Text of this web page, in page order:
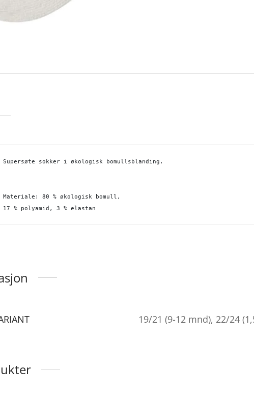
Supersøte sokker i økologisk bomullsblanding.
Materiale: 80 % økologisk bomull,
17 % polyamid, 3 % elastan
19/21 (9-12 mnd), 22/24